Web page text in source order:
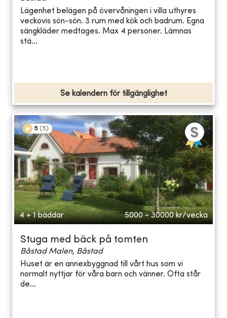
Lägenhet belägen på övervåningen i villa uthyres
veckovis sön-sön. 3 rum med kök och badrum. Egna
sängkläder medtages. Max 4 personer. Lämnas
stä...
Se kalendern för tillgänglighet
5 (5)
4 + 1 bäddar 5000 - 30000 kr/vecka
Stuga med bäck på tomten
Båstad Malen, Båstad
Huset är en annexbyggnad till vårt hus som vi
normalt nyttjar för våra barn och vänner. Ofta står
de...